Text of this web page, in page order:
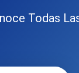
Todas